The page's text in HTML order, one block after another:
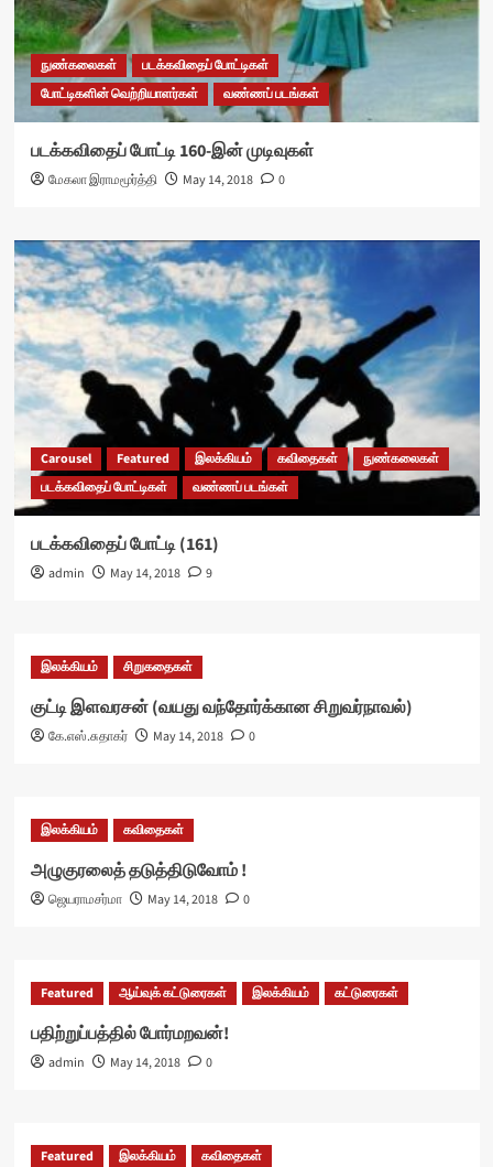
நுண்கலைகள்
படக்கவிதைப் போட்டிகள்
போட்டிகளின் வெற்றியாளர்கள்
வண்ணப் படங்கள்
படக்கவிதைப் போட்டி 160-இன் முடிவுகள்
மேகலா இராமமூர்த்தி May 14, 2018 0
Carousel Featured இலக்கியம் கவிதைகள்
நுண்கலைகள்
படக்கவிதைப் போட்டிகள்
வண்ணப் படங்கள்
படக்கவிதைப் போட்டி (161)
admin May 14, 2018 9
இலக்கியம் சிறுகதைகள்
குட்டி இளவரசன் (வயது வந்தோர்க்கான சிறுவர்நாவல்)
கே.எஸ்.சுதாகர் May 14, 2018 0
இலக்கியம் கவிதைகள்
அழுகுரலைத் தடுத்திடுவோம் !
ஜெயராமசர்மா May 14, 2018 0
Featured ஆய்வுக் கட்டுரைகள் இலக்கியம் கட்டுரைகள்
பதிற்றுப்பத்தில் போர்மறவன்!
admin May 14, 2018 0
Featured இலக்கியம் கவிதைகள்